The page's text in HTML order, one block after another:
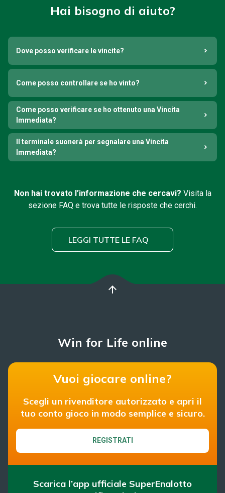
Hai bisogno di aiuto?
Dove posso verificare le vincite?
Come posso controllare se ho vinto?
Come posso verificare se ho ottenuto una Vincita
Immediata?
Il terminale suonerà per segnalare una Vincita
Immediata?
Non hai trovato l’informazione che cercavi? Visita la
sezione FAQ e trova tutte le risposte che cerchi.
LEGGI TUTTE LE FAQ
arrow_upward
Win for Life online
Vuoi giocare online?
Scegli un rivenditore autorizzato e apri il
tuo conto gioco in modo semplice e sicuro.
REGISTRATI
Scarica l’app ufficiale SuperEnalotto